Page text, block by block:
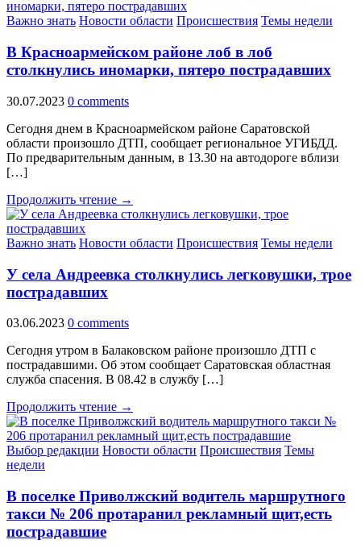
Важно знать Новости области Происшествия Темы недели
В Красноармейском районе лоб в лоб
столкнулись иномарки, пятеро пострадавших
30.07.2023 0 comments
Сегодня днем в Красноармейском районе Саратовской
области произошло ДТП, сообщает региональное УГИБДД.
По предварительным данным, в 13.30 на автодороге вблизи
[…]
Продолжить чтение →
Важно знать Новости области Происшествия Темы недели
У села Андреевка столкнулись легковушки, трое
пострадавших
03.06.2023 0 comments
Сегодня утром в Балаковском районе произошло ДТП с
пострадавшими. Об этом сообщает Саратовская областная
служба спасения. В 08.42 в службу […]
Продолжить чтение →
Выбор редакции Новости области Происшествия Темы
недели
В поселке Приволжский водитель маршрутного
такси № 206 протаранил рекламный щит,есть
пострадавшие